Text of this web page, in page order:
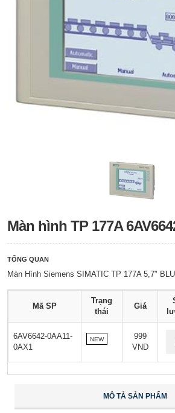
Màn hình TP 177A
TỔNG QUAN
Màn Hình Siemens SIMATIC TP 177A 5,7"
Mã SP
Trạng
thái
Giá
6AV6642-0AA11-
0AX1
NEW
999
VND
MÔ TẢ SẢN PHẨM